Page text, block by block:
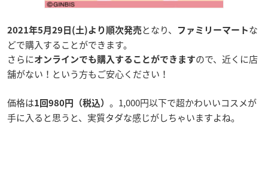
2021年5月29日(土)より順次発売 となり、 ファミリーマート な
どで購入することができます。
さらにオンラインでも購入することができますので、近くに店
舗がない！という方もご安心ください！
価格は1回980円（税込） 。1,000円以下で超かわいいコスメが
手に入ると思うと、実質タダな感じがしちゃいますよね。